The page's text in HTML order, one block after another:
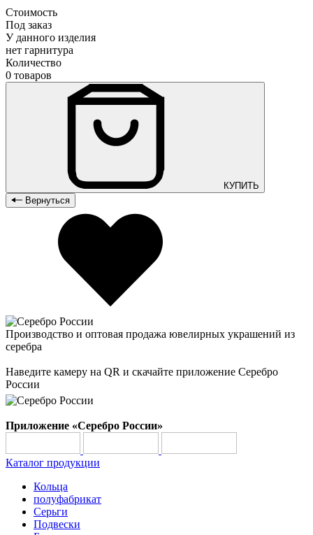
Стоимость
Под заказ
У данного изделия
нет гарнитура
Количество
0 товаров
КУПИТЬ
Вернуться
Производство и оптовая продажа ювелирных украшений из
серебра
Наведите камеру на QR и скачайте приложение Серебро
России
Приложение «Серебро России»
Каталог продукции
Кольца
полуфабрикат
Серьги
Подвески